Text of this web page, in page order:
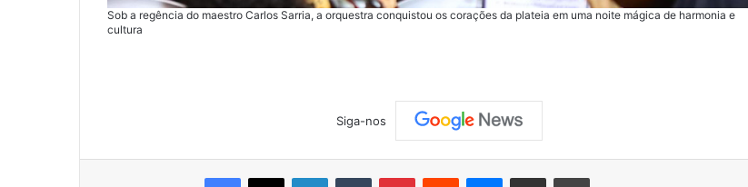
Sob a regência do maestro Carlos Sarria, a orquestra conquistou os corações da plateia em uma noite mágica de harmonia e
cultura
Siga-nos